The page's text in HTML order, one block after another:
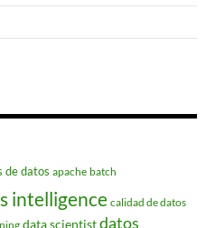
de datos apache batch
intelligence calidad de datos
data scientistdatos